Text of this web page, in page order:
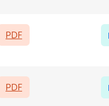
PDF
PDF